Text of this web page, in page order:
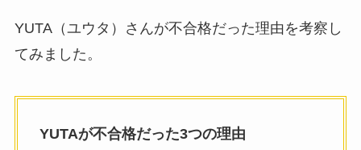
YUTA（ユウタ）さんが不合格だった理由を考察し
てみました。
YUTAが不合格だった3つの理由